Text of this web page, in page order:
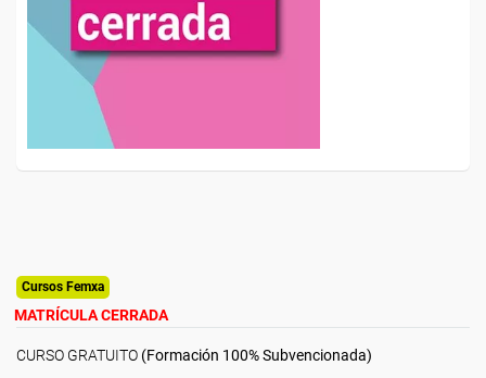
Cursos Femxa
MATRÍCULA CERRADA
CURSO GRATUITO (Formación 100% Subvencionada)